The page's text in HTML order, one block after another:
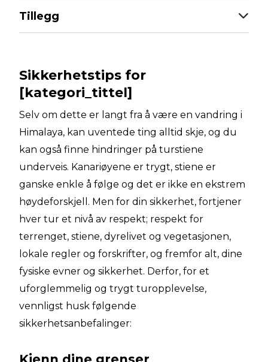
Tillegg
Sikkerhetstips for
[kategori_tittel]
Selv om dette er langt fra å være en vandring i
Himalaya, kan uventede ting alltid skje, og du
kan også finne hindringer på turstiene
underveis. Kanariøyene er trygt, stiene er
ganske enkle å følge og det er ikke en ekstrem
høydeforskjell. Men for din sikkerhet, fortjener
hver tur et nivå av respekt; respekt for
terrenget, stiene, dyrelivet og vegetasjonen,
lokale regler og forskrifter, og fremfor alt, dine
fysiske evner og sikkerhet. Derfor, for et
uforglemmelig og trygt turopplevelse,
vennligst husk følgende
sikkerhetsanbefalinger: